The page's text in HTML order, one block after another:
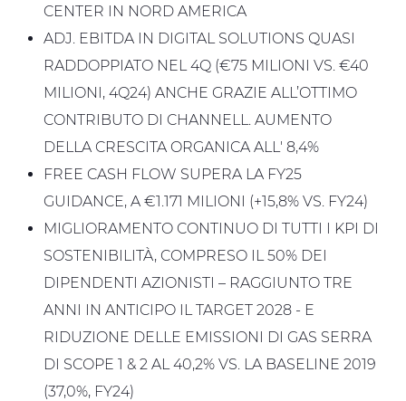
CENTER IN NORD AMERICA
ADJ. EBITDA IN DIGITAL SOLUTIONS QUASI
RADDOPPIATO NEL 4Q (€75 MILIONI VS. €40
MILIONI, 4Q24) ANCHE GRAZIE ALL’OTTIMO
CONTRIBUTO DI CHANNELL. AUMENTO
DELLA CRESCITA ORGANICA ALL' 8,4%
FREE CASH FLOW SUPERA LA FY25
GUIDANCE, A €1.171 MILIONI (+15,8% VS. FY24)
MIGLIORAMENTO CONTINUO DI TUTTI I KPI DI
SOSTENIBILITÀ, COMPRESO IL 50% DEI
DIPENDENTI AZIONISTI – RAGGIUNTO TRE
ANNI IN ANTICIPO IL TARGET 2028 - E
RIDUZIONE DELLE EMISSIONI DI GAS SERRA
DI SCOPE 1 & 2 AL 40,2% VS. LA BASELINE 2019
(37,0%, FY24)